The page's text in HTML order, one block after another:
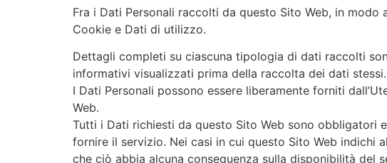
Fra i Dati Personali raccolti da questo Sito Web, in
Cookie e Dati di utilizzo.
Dettagli completi su ciascuna tipologia di dati raccolti
informativi visualizzati prima della raccolta dei dati stessi.
I Dati Personali possono essere liberamente forniti
Web.
Tutti i Dati richiesti da questo Sito Web sono obbligatori
fornire il servizio. Nei casi in cui questo Sito Web indichi
che ciò abbia alcuna conseguenza sulla disponibilità del